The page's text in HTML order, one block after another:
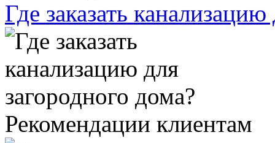
Где заказать
Рекомендации клиентам